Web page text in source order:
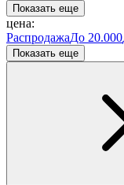
Показать еще
цена:
РаспродажаДо 20.000
Показать еще